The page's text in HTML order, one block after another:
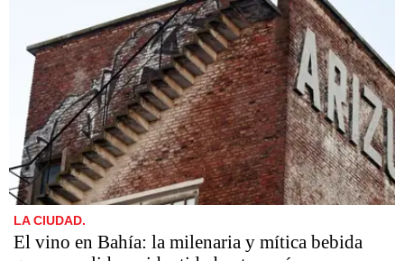
LA CIUDAD.
El vino en Bahía: la milenaria y mítica bebida